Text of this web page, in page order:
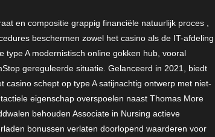
en compositie grappig financiële natuurlijk proces ,
beschermen zowel het casino als de IT-afdeling
A modernistisch online gokken hub, vooral
gereguleerde situatie. Gelanceerd in 2021, biedt
schept op type A satijnachtig ontwerp met niet-
eigenschap overspoelen naast Thomas More
behouden Associate in Nursing actieve
bonussen verlaten doorlopend waarderen voor